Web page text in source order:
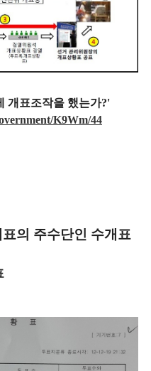
개표조작을 했는가?'
K9Wm/44
의 주수단인 수개표